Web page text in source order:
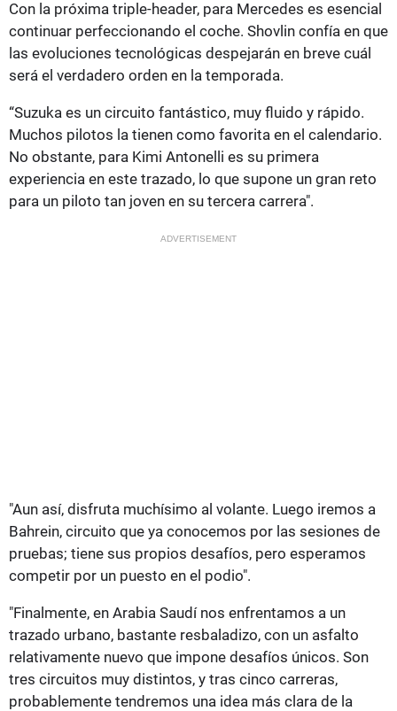
Con la próxima triple-header, para Mercedes es esencial
continuar perfeccionando el coche. Shovlin confía en que
las evoluciones tecnológicas despejarán en breve cuál
será el verdadero orden en la temporada.
“Suzuka es un circuito fantástico, muy fluido y rápido.
Muchos pilotos la tienen como favorita en el calendario.
No obstante, para Kimi Antonelli es su primera
experiencia en este trazado, lo que supone un gran reto
para un piloto tan joven en su tercera carrera".
ADVERTISEMENT
"Aun así, disfruta muchísimo al volante. Luego iremos a
Bahrein, circuito que ya conocemos por las sesiones de
pruebas; tiene sus propios desafíos, pero esperamos
competir por un puesto en el podio".
"Finalmente, en Arabia Saudí nos enfrentamos a un
trazado urbano, bastante resbaladizo, con un asfalto
relativamente nuevo que impone desafíos únicos. Son
tres circuitos muy distintos, y tras cinco carreras,
probablemente tendremos una idea más clara de la